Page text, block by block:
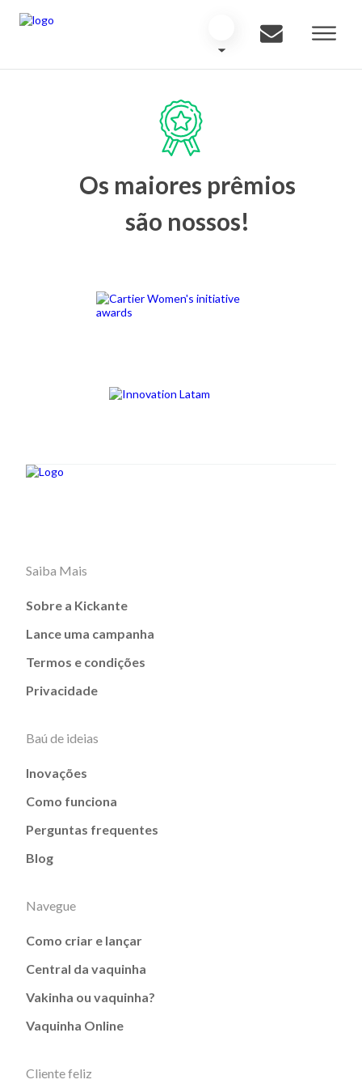
Os maiores prêmios
são nossos!
Saiba Mais
Sobre a Kickante
Lance uma campanha
Termos e condições
Privacidade
Baú de ideias
Inovações
Como funciona
Perguntas frequentes
Blog
Navegue
Como criar e lançar
Central da vaquinha
Vakinha ou vaquinha?
Vaquinha Online
Cliente feliz